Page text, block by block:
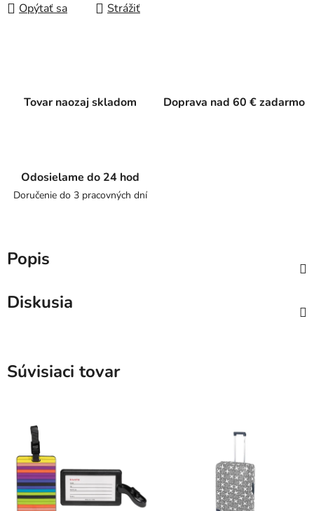
Opýtať sa Strážiť
Tovar naozaj skladom Doprava nad 60 € zadarmo
Odosielame do 24 hod
Doručenie do 3 pracovných dní
Popis
Diskusia
Súvisiaci tovar